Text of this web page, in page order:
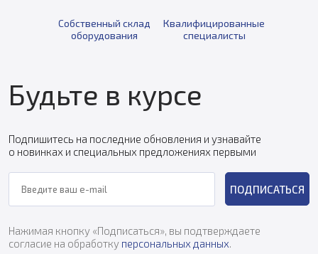
Собственный склад
оборудования
Квалифицированные
специалисты
Будьте в курсе
Подпишитесь на последние обновления и узнавайте
о новинках и специальных предложениях первыми
ПОДПИСАТЬСЯ
Нажимая кнопку «Подписаться», вы подтверждаете
согласие на обработку персональных данных